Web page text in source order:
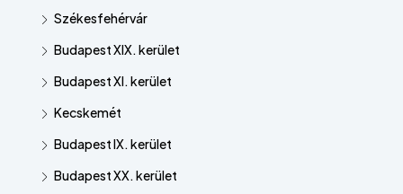
Székesfehérvár
Budapest XIX. kerület
Budapest XI. kerület
Kecskemét
Budapest IX. kerület
Budapest XX. kerület